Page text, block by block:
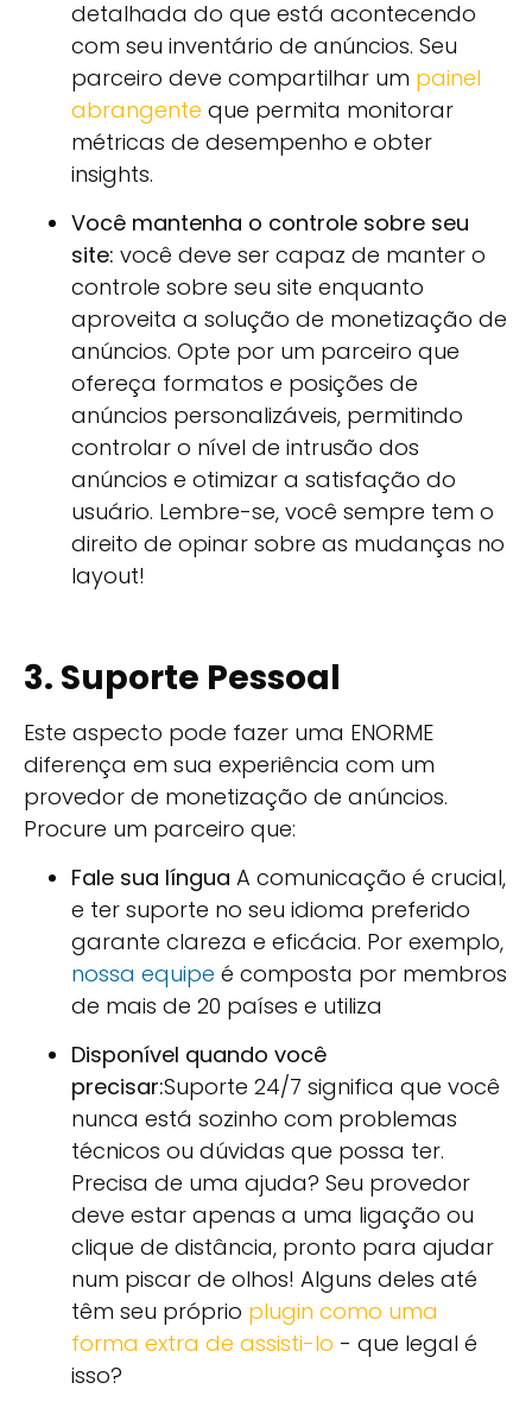
detalhada do que está acontecendo
com seu inventário de anúncios. Seu
parceiro deve compartilhar um painel
abrangente que permita monitorar
métricas de desempenho e obter
insights.
Você mantenha o controle sobre seu
site: você deve ser capaz de manter o
controle sobre seu site enquanto
aproveita a solução de monetização de
anúncios. Opte por um parceiro que
ofereça formatos e posições de
anúncios personalizáveis, permitindo
controlar o nível de intrusão dos
anúncios e otimizar a satisfação do
usuário. Lembre-se, você sempre tem o
direito de opinar sobre as mudanças no
layout!
3. Suporte Pessoal
Este aspecto pode fazer uma ENORME
diferença em sua experiência com um
provedor de monetização de anúncios.
Procure um parceiro que:
Fale sua língua A comunicação é crucial,
e ter suporte no seu idioma preferido
garante clareza e eficácia. Por exemplo,
nossa equipe é composta por membros
de mais de 20 países e utiliza
Disponível quando você
precisar:Suporte 24/7 significa que você
nunca está sozinho com problemas
técnicos ou dúvidas que possa ter.
Precisa de uma ajuda? Seu provedor
deve estar apenas a uma ligação ou
clique de distância, pronto para ajudar
num piscar de olhos! Alguns deles até
têm seu próprio plugin como uma
forma extra de assisti-lo - que legal é
isso?